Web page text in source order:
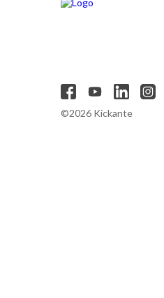
©2026 Kickante